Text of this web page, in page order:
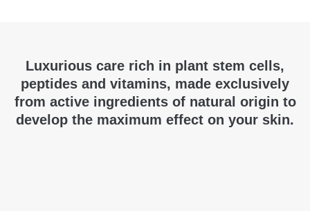
Luxurious care rich in plant stem cells,
peptides and vitamins, made exclusively
from active ingredients of natural origin to
develop the maximum effect on your skin.